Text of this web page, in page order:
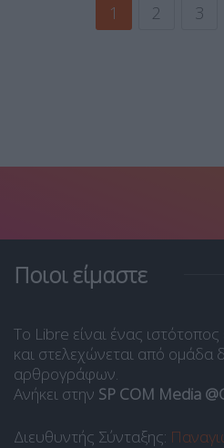
1 2 3
Ποιοι είμαστε
Το Libre είναι ένας
και στελεχώνεται από ομάδα
αρθρογράφων.
Ανήκει στην SP COM Media
Διευθυντής Σύνταξης: